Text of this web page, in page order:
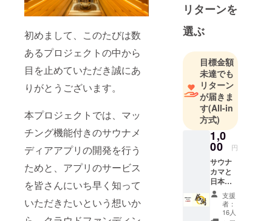
初めまして、このたびは数
あるプロジェクトの中から
目を止めていただき誠にあ
りがとうございます。
本プロジェクトでは、マッ
チング機能付きのサウナメ
ディアアプリの開発を行う
ためと、アプリのサービス
を皆さんにいち早く知って
いただきたいという想いか
増やす」こ
とを企業理
念として、
S.M.JAPAN
株式会社を
設立する運
びとなりま
した。 当事
業では、サ
ウナをきっ
かけとした
人と人の出
会いの場を
提供し、サ
ウナに特化
リターンを
選ぶ
目標金額
未達でも
リターン
が届きま
す(All-in
方式)
1,0
00 円
サウナ
カマと
日本サ
ウナ文
化の発
展を、
支援
者：
16人